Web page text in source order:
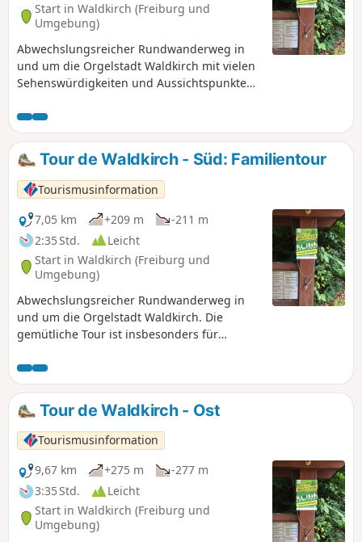
Start in Waldkirch (Freiburg und
Umgebung)
Abwechslungsreicher Rundwanderweg in
und um die Orgelstadt Waldkirch mit vielen
Sehenswürdigkeiten und Aussichtspunkten
Tour de Waldkirch - Süd: Familientour
Tourismusinformation
7,05 km
+209 m
-211 m
2:35 Std.
Leicht
Start in Waldkirch (Freiburg und
Umgebung)
Abwechslungsreicher Rundwanderweg in
und um die Orgelstadt Waldkirch. Die
gemütliche Tour ist insbesonders für
Kinder gibt es unterwegs viele, kleine und
größere Highlights: Bootfahren auf dem
Stadtrainsee, Schwarzwaldzoo,
Interessantes auf dem Sinnesweg und
Baumkronenweg.
Tour de Waldkirch - Ost
Tourismusinformation
9,67 km
+275 m
-277 m
3:35 Std.
Leicht
Start in Waldkirch (Freiburg und
Umgebung)